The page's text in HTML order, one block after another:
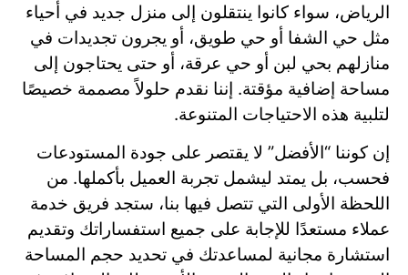
الرياض، سواء كانوا ينتقلون إلى منزل جديد في أحياء
مثل حي الشفا أو حي طويق، أو يجرون تجديدات في
منازلهم بحي لبن أو حي عرقة، أو حتى يحتاجون إلى
مساحة إضافية مؤقتة. إننا نقدم حلولاً مصممة خصيصًا
لتلبية هذه الاحتياجات المتنوعة.
إن كوننا “الأفضل” لا يقتصر على جودة المستودعات
فحسب، بل يمتد ليشمل تجربة العميل بأكملها. من
اللحظة الأولى التي تتصل فيها بنا، ستجد فريق خدمة
عملاء مستعدًا للإجابة على جميع استفساراتك وتقديم
استشارة مجانية لمساعدتك في تحديد حجم المساحة